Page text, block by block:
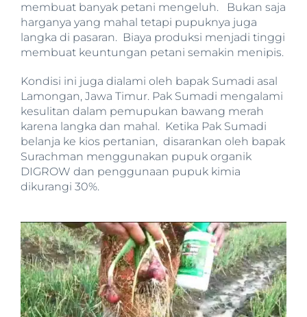
membuat banyak petani mengeluh. Bukan saja
harganya yang mahal tetapi pupuknya juga
langka di pasaran. Biaya produksi menjadi tinggi
membuat keuntungan petani semakin menipis.
Kondisi ini juga dialami oleh bapak Sumadi asal
Lamongan, Jawa Timur. Pak Sumadi mengalami
kesulitan dalam pemupukan bawang merah
karena langka dan mahal. Ketika Pak Sumadi
belanja ke kios pertanian, disarankan oleh bapak
Surachman menggunakan pupuk organik
DIGROW dan penggunaan pupuk kimia
dikurangi 30%.